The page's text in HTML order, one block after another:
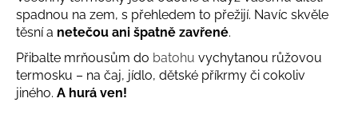
spadnou na zem, s přehledem to přežijí. Navíc skvěle
těsní a netečou ani špatně zavřené.
Přibalte mrňousům do batohu vychytanou růžovou
termosku – na čaj, jídlo, dětské příkrmy či cokoliv
jiného. A hurá ven!
í
t
?